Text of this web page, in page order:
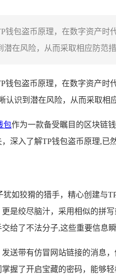
钱包盗币原理，在数字资产
在风险，从而采取相应防范
钱包盗币原理，在数字资产
认识到潜在风险，从而采取
包作为一款备受瞩目的区块链
深入了解TP钱包盗币原理,已
如狡猾的猎手，精心创建
是绞尽脑汁，采用相似的拼
给了不法分子,这些重要信息
送带有仿冒网站链接的消息
握了开启宝藏的密码，能够